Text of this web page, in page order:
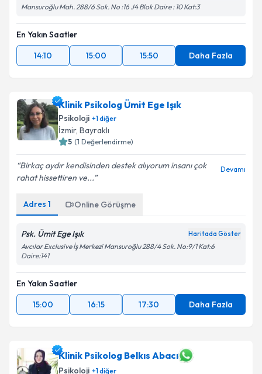
Mansuroğlu Mah. 288/6 Sok. No :16 J4 Blok Daire : 10 Kat:3
En Yakın Saatler
14:10
15:00 15:50 Daha Fazla
Klinik Psikolog Ümit Ege Işık
Psikoloji +1diğer
İzmir, Bayraklı
5 (1 Değerlendirme)
Birkaç aydır kendisinden destek alıyorum insanı çok
rahat hissettiren ve...
Devamı
Adres 1 Online Görüşme
Psk. Ümit Ege Işık Haritada Göster
Avcılar Exclusive İş Merkezi Mansuroğlu 288/4 Sok. No:9/1 Kat:6
Daire:141
En Yakın Saatler
15:00
16:15 17:30 Daha Fazla
Klinik Psikolog Belkıs Abacı
Psikoloji +1diğer